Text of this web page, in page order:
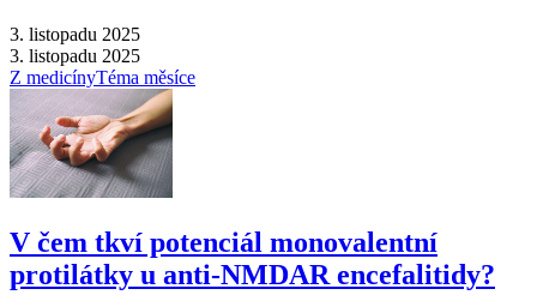
3. listopadu 2025
3. listopadu 2025
Z medicínyTéma měsíce
V čem tkví potenciál monovalentní
protilátky u anti-NMDAR encefalitidy?